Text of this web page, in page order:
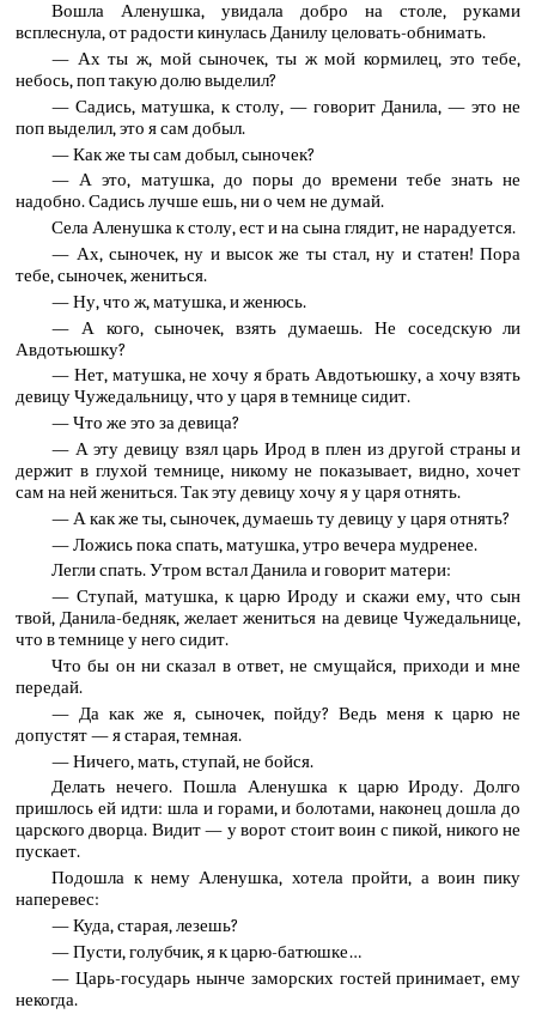
Вошла Аленушка, увидала добро на столе, руками
всплеснула, от радости кинулась Данилу целовать-обнимать.
— Ах ты ж, мой сыночек, ты ж мой кормилец, это тебе,
небось, поп такую долю выделил?
— Садись, матушка, к столу, — говорит Данила, — это не
поп выделил, это я сам добыл.
— Как же ты сам добыл, сыночек?
— А это, матушка, до поры до времени тебе знать не
надобно. Садись лучше ешь, ни о чем не думай.
Села Аленушка к столу, ест и на сына глядит, не нарадуется.
— Ах, сыночек, ну и высок же ты стал, ну и статен! Пора
тебе, сыночек, жениться.
— Ну, что ж, матушка, и женюсь.
— А кого, сыночек, взять думаешь. Не соседскую ли
Авдотьюшку?
— Нет, матушка, не хочу я брать Авдотьюшку, а хочу взять
девицу Чужедальницу, что у царя в темнице сидит.
— Что же это за девица?
— А эту девицу взял царь Ирод в плен из другой страны и
держит в глухой темнице, никому не показывает, видно, хочет
сам на ней жениться. Так эту девицу хочу я у царя отнять.
— А как же ты, сыночек, думаешь ту девицу у царя отнять?
— Ложись пока спать, матушка, утро вечера мудренее.
Легли спать. Утром встал Данила и говорит матери:
— Ступай, матушка, к царю Ироду и скажи ему, что сын
твой, Данила-бедняк, желает жениться на девице Чужедальнице,
что в темнице у него сидит.
Что бы он ни сказал в ответ, не смущайся, приходи и мне
передай.
— Да как же я, сыночек, пойду? Ведь меня к царю не
допустят — я старая, темная.
— Ничего, мать, ступай, не бойся.
Делать нечего. Пошла Аленушка к царю Ироду. Долго
пришлось ей идти: шла и горами, и болотами, наконец дошла до
царского дворца. Видит — у ворот стоит воин с пикой, никого не
пускает.
Подошла к нему Аленушка, хотела пройти, а воин пику
наперевес:
— Куда, старая, лезешь?
— Пусти, голубчик, я к царю-батюшке…
— Царь-государь нынче заморских гостей принимает, ему
некогда.